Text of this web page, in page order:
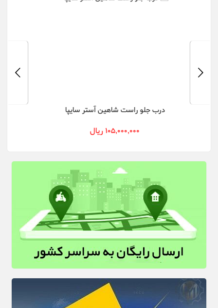
شاهین آستر سایپا گلگیر جلو چپ شاهین